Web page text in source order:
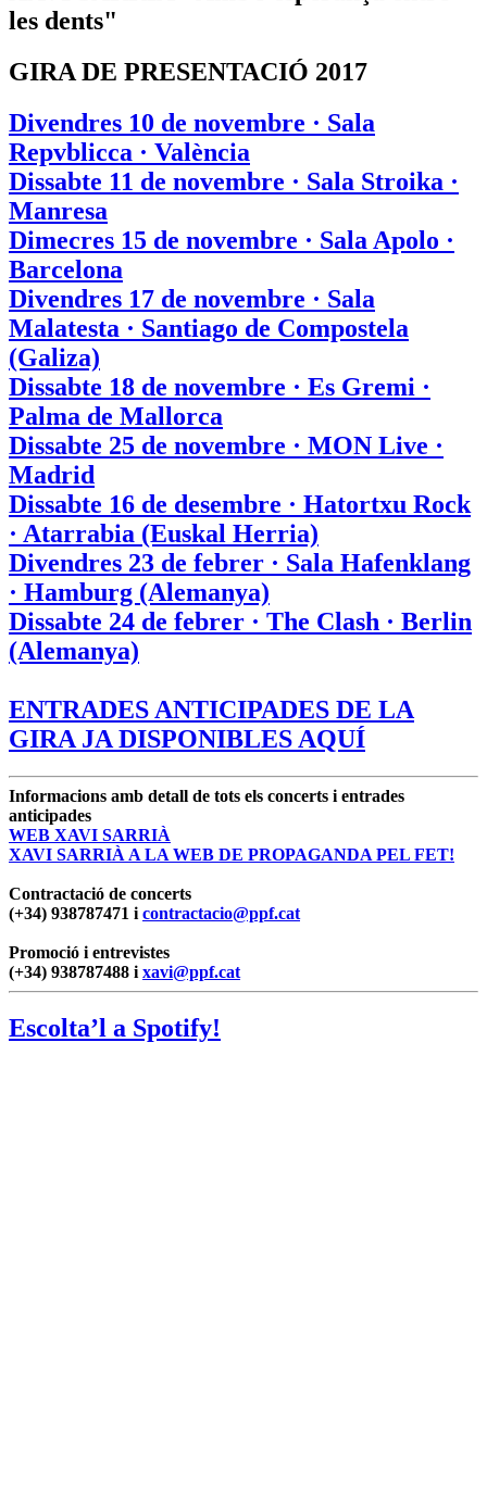
les dents"
GIRA DE PRESENTACIÓ 2017
Divendres 10 de novembre · Sala
Repvblicca · València
Dissabte 11 de novembre · Sala Stroika ·
Manresa
Dimecres 15 de novembre · Sala Apolo ·
Barcelona
Divendres 17 de novembre · Sala
Malatesta · Santiago de Compostela
(Galiza)
Dissabte 18 de novembre · Es Gremi ·
Palma de Mallorca
Dissabte 25 de novembre · MON Live ·
Madrid
Dissabte 16 de desembre · Hatortxu Rock
· Atarrabia (Euskal Herria)
Divendres 23 de febrer · Sala Hafenklang
· Hamburg (Alemanya)
Dissabte 24 de febrer · The Clash · Berlin
(Alemanya)
ENTRADES ANTICIPADES DE LA
GIRA JA DISPONIBLES AQUÍ
Informacions amb detall de tots els concerts i entrades
anticipades
WEB XAVI SARRIÀ
XAVI SARRIÀ A LA WEB DE PROPAGANDA PEL FET!
Contractació de concerts
(+34) 938787471 i contractacio@ppf.cat
Promoció i entrevistes
(+34) 938787488 i xavi@ppf.cat
Escolta’l a Spotify!